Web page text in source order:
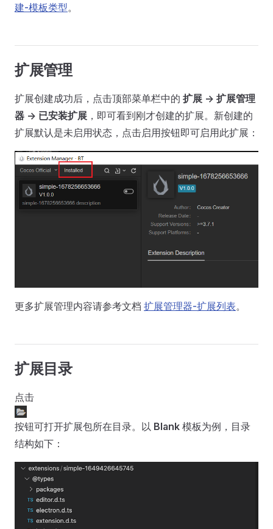
建-模板类型。
扩展管理
扩展创建成功后，点击顶部菜单栏中的 扩展 -> 扩展管理
器 -> 已安装扩展 ，即可看到刚才创建的扩展。新创建的
扩展默认是未启用状态，点击启用按钮即可启用此扩展：
更多扩展管理内容请参考文档 扩展管理器-扩展列表。
扩展目录
点击
按钮可打开扩展包所在目录。以 Blank 模板为例，目录
结构如下：